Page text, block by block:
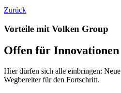
Zurück
Vorteile mit Volken Group
Offen für Innovationen
Hier dürfen sich alle einbringen:
Wegbereiter für den Fortschritt.